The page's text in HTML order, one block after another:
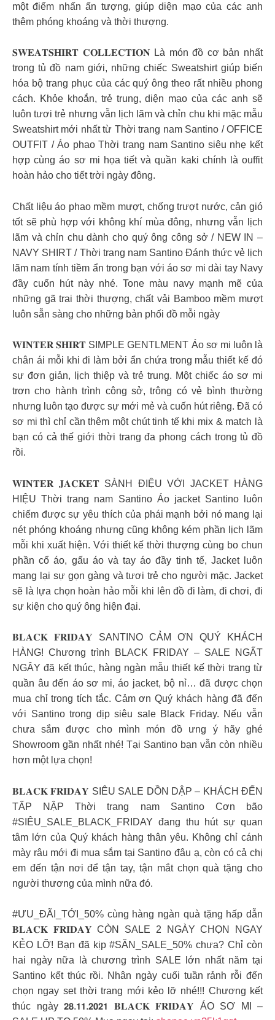
một điểm nhấn ấn tượng, giúp diện mạo của các anh
thêm phóng khoáng và thời thượng.
𝐒𝐖𝐄𝐀𝐓𝐒𝐇𝐈𝐑𝐓 𝐂𝐎𝐋𝐋𝐄𝐂𝐓𝐈𝐎𝐍 Là món đồ cơ bản nhất
trong tủ đồ nam giới, những chiếc Sweatshirt giúp biến
hóa bộ trang phục của các quý ông theo rất nhiều phong
cách. Khỏe khoắn, trẻ trung, diện mạo của các anh sẽ
luôn tươi trẻ nhưng vẫn lịch lãm và chỉn chu khi mặc mẫu
Sweatshirt mới nhất từ Thời trang nam Santino / OFFICE
OUTFIT / Áo phao Thời trang nam Santino siêu nhẹ kết
hợp cùng áo sơ mi họa tiết và quần kaki chính là ouffit
hoàn hảo cho tiết trời ngày đông.
Chất liệu áo phao mềm mượt, chống trượt nước, cản gió
tốt sẽ phù hợp với không khí mùa đông, nhưng vẫn lịch
lãm và chỉn chu dành cho quý ông công sở / NEW IN –
NAVY SHIRT / Thời trang nam Santino Đánh thức vẻ lịch
lãm nam tính tiềm ẩn trong bạn với áo sơ mi dài tay Navy
đầy cuốn hút này nhé. Tone màu navy mạnh mẽ của
những gã trai thời thượng, chất vải Bamboo mềm mượt
luôn sẵn sàng cho những bản phối đồ mỗi ngày
𝐖𝐈𝐍𝐓𝐄𝐑 𝐒𝐇𝐈𝐑𝐓 SIMPLE GENTLMENT Áo sơ mi luôn là
chân ái mỗi khi đi làm bởi ẩn chứa trong mẫu thiết kế đó
sự đơn giản, lịch thiệp và trẻ trung. Một chiếc áo sơ mi
trơn cho hành trình công sở, trông có vẻ bình thường
nhưng luôn tạo được sự mới mẻ và cuốn hút riêng. Đã có
sơ mi thì chỉ cần thêm một chút tinh tế khi mix & match là
bạn có cả thế giới thời trang đa phong cách trong tủ đồ
rồi.
𝐖𝐈𝐍𝐓𝐄𝐑 𝐉𝐀𝐂𝐊𝐄𝐓 SÀNH ĐIỆU VỚI JACKET HÀNG
HIỆU Thời trang nam Santino Áo jacket Santino luôn
chiếm được sự yêu thích của phái mạnh bởi nó mang lại
nét phóng khoáng nhưng cũng không kém phần lịch lãm
mỗi khi xuất hiện. Với thiết kế thời thượng cùng bo chun
phần cổ áo, gấu áo và tay áo đầy tinh tế, Jacket luôn
mang lại sự gọn gàng và tươi trẻ cho người mặc. Jacket
sẽ là lựa chọn hoàn hảo mỗi khi lên đồ đi làm, đi chơi, đi
sự kiện cho quý ông hiện đại.
𝐁𝐋𝐀𝐂𝐊 𝐅𝐑𝐈𝐃𝐀𝐘 SANTINO CẢM ƠN QUÝ KHÁCH
HÀNG! Chương trình BLACK FRIDAY – SALE NGẤT
NGÂY đã kết thúc, hàng ngàn mẫu thiết kế thời trang từ
quần âu đến áo sơ mi, áo jacket, bộ nỉ… đã được chọn
mua chỉ trong tích tắc. Cảm ơn Quý khách hàng đã đến
với Santino trong dịp siêu sale Black Friday. Nếu vẫn
chưa sắm được cho mình món đồ ưng ý hãy ghé
Showroom gần nhất nhé! Tại Santino bạn vẫn còn nhiều
hơn một lựa chọn!
𝐁𝐋𝐀𝐂𝐊 𝐅𝐑𝐈𝐃𝐀𝐘 SIÊU SALE DỒN DẬP – KHÁCH ĐẾN
TẤP NẬP Thời trang nam Santino Cơn bão
#SIÊU_SALE_BLACK_FRIDAY đang thu hút sự quan
tâm lớn của Quý khách hàng thân yêu. Không chỉ cánh
mày râu mới đi mua sắm tại Santino đâu ạ, còn có cả chị
em đến tận nơi để tận tay, tận mắt chọn quà tặng cho
người thương của mình nữa đó.
#ƯU_ĐÃI_TỚI_50% cùng hàng ngàn quà tặng hấp dẫn
𝐁𝐋𝐀𝐂𝐊 𝐅𝐑𝐈𝐃𝐀𝐘 CÒN SALE 2 NGÀY CHỌN NGAY
KẺO LỠ! Bạn đã kịp #SĂN_SALE_50% chưa? Chỉ còn
hai ngày nữa là chương trình SALE lớn nhất năm tại
Santino kết thúc rồi. Nhân ngày cuối tuần rảnh rỗi đến
chọn ngay set thời trang mới kẻo lỡ nhé!!! Chương kết
thúc ngày 𝟮𝟴.𝟭𝟭.𝟮𝟬𝟮𝟭 𝐁𝐋𝐀𝐂𝐊 𝐅𝐑𝐈𝐃𝐀𝐘 ÁO SƠ MI –